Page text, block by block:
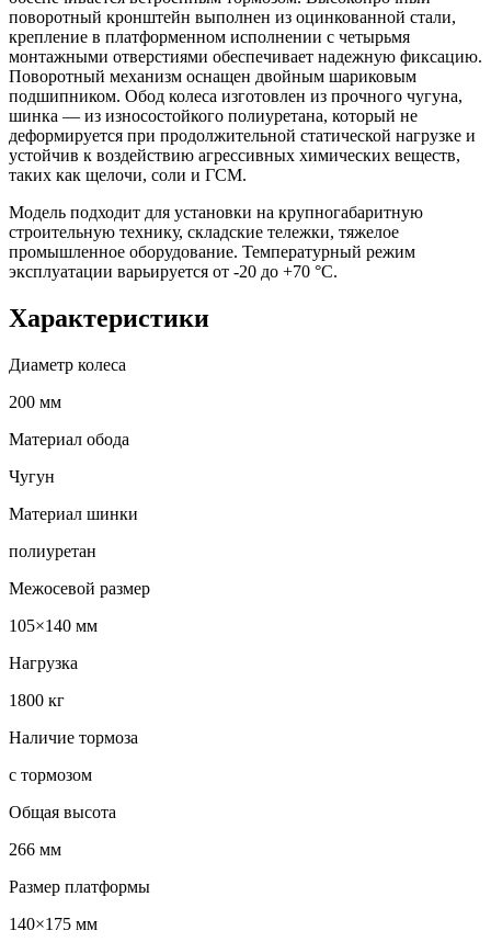
поворотный кронштейн выполнен из оцинкованной стали,
крепление в платформенном исполнении с четырьмя
монтажными отверстиями обеспечивает надежную фиксацию.
Поворотный механизм оснащен двойным шариковым
подшипником. Обод колеса изготовлен из прочного чугуна,
шинка — из износостойкого полиуретана, который не
деформируется при продолжительной статической нагрузке и
устойчив к воздействию агрессивных химических веществ,
таких как щелочи, соли и ГСМ.
Модель подходит для установки на крупногабаритную
строительную технику, складские тележки, тяжелое
промышленное оборудование. Температурный режим
эксплуатации варьируется от -20 до +70 °С.
Характеристики
Диаметр колеса
200 мм
Материал обода
Чугун
Материал шинки
полиуретан
Межосевой размер
105×140 мм
Нагрузка
1800 кг
Наличие тормоза
с тормозом
Общая высота
266 мм
Размер платформы
140×175 мм